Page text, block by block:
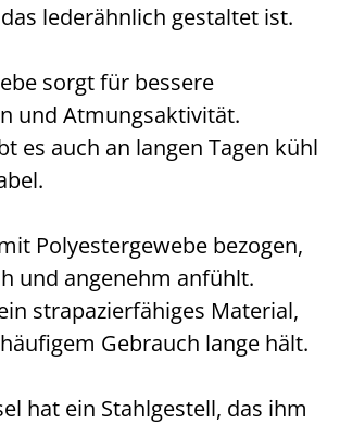
lederähnlich gestaltet ist.
sorgt für bessere
und Atmungsaktivität.
es auch an langen Tagen kühl
Polyestergewebe bezogen,
und angenehm anfühlt.
strapazierfähiges Material,
Gebrauch lange hält.
hat ein Stahlgestell, das ihm